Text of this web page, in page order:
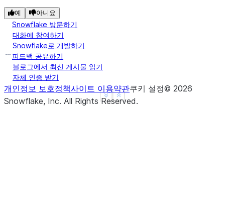
Show less
See more
예 아니요
Snowflake 방문하기
대화에 참여하기
Snowflake로 개발하기
피드백 공유하기
블로그에서 최신 게시물 읽기
자체 인증 받기
개인정보 보호정책사이트 이용약관쿠키 설정© 2026
Snowflake, Inc. All Rights Reserved.